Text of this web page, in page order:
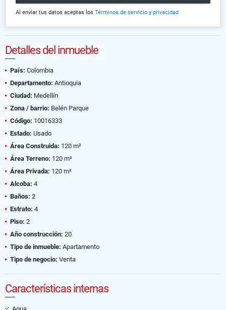
Al enviar tus datos aceptas los Términos de servicio y privacidad
Detalles del inmueble
País: Colombia
Departamento: Antioquia
Ciudad: Medellín
Zona / barrio: Belén Parque
Código: 10016333
Estado: Usado
Área Construida: 120 m²
Área Terreno: 120 m²
Área Privada: 120 m²
Alcoba: 4
Baños: 2
Estrato: 4
Piso: 2
Año construcción: 20
Tipo de inmueble: Apartamento
Tipo de negocio: Venta
Características internas